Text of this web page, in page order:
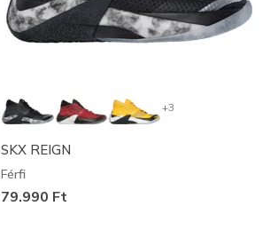
+3
SKX REIGN
Férfi
79.990 Ft